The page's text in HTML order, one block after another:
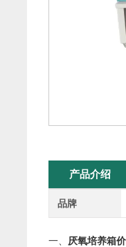
产品介绍
品牌
一、 厌氧培养箱